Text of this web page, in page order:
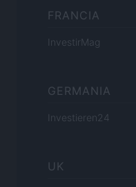
FRANCIA
InvestirMag
GERMANIA
Investieren24
UK